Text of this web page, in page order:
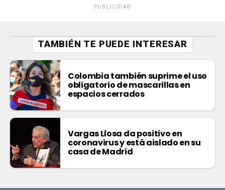
PUBLICIDAD
TAMBIÉN TE PUEDE INTERESAR
Colombia también suprime el uso
obligatorio de mascarillas en
espacios cerrados
Vargas Llosa da positivo en
coronavirus y está aislado en su
casa de Madrid